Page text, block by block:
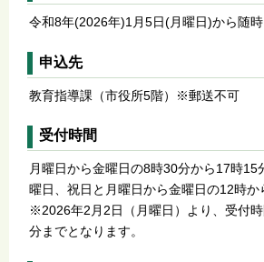
令和8年(2026年)1月5日(月曜日)から随時
申込先
教育指導課（市役所5階）※郵送不可
受付時間
月曜日から金曜日の8時30分から17時15
曜日、祝日と月曜日から金曜日の12時か
※2026年2月2日（月曜日）より、受付
分までとなります。